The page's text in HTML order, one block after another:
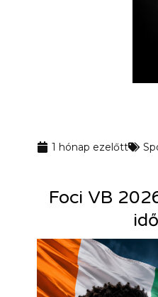
1 hónap ezelőtt
Foci VB